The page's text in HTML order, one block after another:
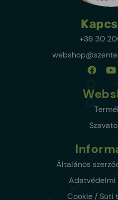
+36 30
Általános
Adatvédelmi
Cookie / Süti